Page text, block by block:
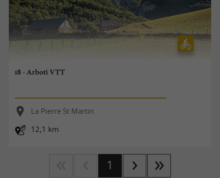
18 - Arboti VTT
La Pierre St Martin
12,1 km
1